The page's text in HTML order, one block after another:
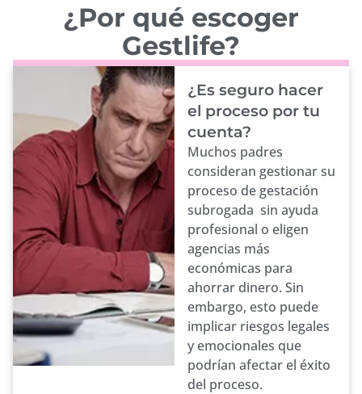
¿Por qué escoger
Gestlife?
¿Es seguro hacer
el proceso por tu
cuenta?
Muchos padres
consideran gestionar su
proceso de gestación
subrogada sin ayuda
profesional o eligen
agencias más
económicas para
ahorrar dinero. Sin
embargo, esto puede
implicar riesgos legales
y emocionales que
podrían afectar el éxito
del proceso.